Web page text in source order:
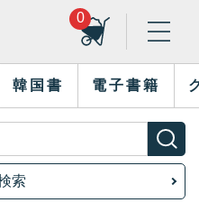
0
韓国書 電子書籍
索